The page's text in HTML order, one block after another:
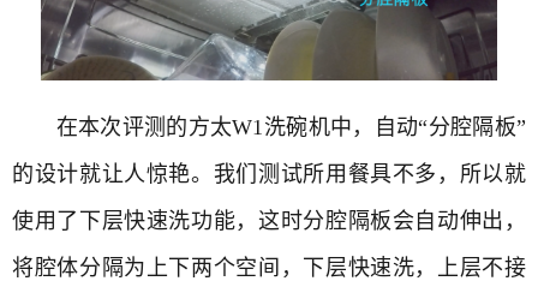
在本次评测的方太W1洗碗机中，自动“分腔隔板”
的设计就让人惊艳。我们测试所用餐具不多，所以就
使用了下层快速洗功能，这时分腔隔板会自动伸出，
将腔体分隔为上下两个空间，下层快速洗，上层不接